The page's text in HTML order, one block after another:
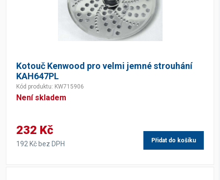
Kotouč Kenwood pro velmi jemné strouhání
KAH647PL
Kód produktu: KW715906
Není skladem
232 Kč
192 Kč bez DPH Přidat do košíku